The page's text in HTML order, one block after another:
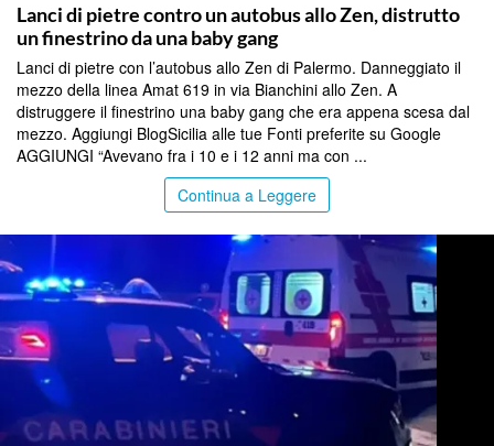
Lanci di pietre contro un autobus allo Zen, distrutto
un finestrino da una baby gang
Lanci di pietre con l’autobus allo Zen di Palermo. Danneggiato il
mezzo della linea Amat 619 in via Bianchini allo Zen. A
distruggere il finestrino una baby gang che era appena scesa dal
mezzo. Aggiungi BlogSicilia alle tue Fonti preferite su Google
AGGIUNGI “Avevano fra i 10 e i 12 anni ma con ...
Continua a Leggere